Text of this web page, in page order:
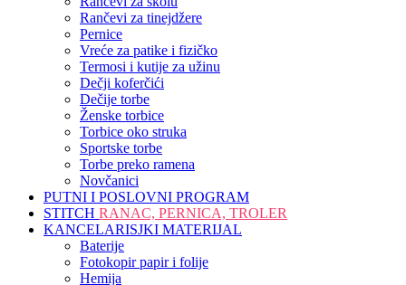
Rančevi za tinejdžere
Pernice
Vreće za patike i fizičko
Termosi i kutije za užinu
Dečji koferčići
Dečije torbe
Ženske torbice
Torbice oko struka
Sportske torbe
Torbe preko ramena
Novčanici
PUTNI I POSLOVNI PROGRAM
STITCH RANAC, PERNICA, TROLER
KANCELARISJKI MATERIJAL
Baterije
Fotokopir papir i folije
Hemija